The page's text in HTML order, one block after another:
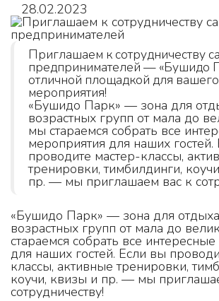
28.02.2023
Приглашаем к сотрудничеству
предпринимателей — «Бушидо
отличной площадкой для вашего
мероприятия!
«Бушидо Парк» — зона для
возрастных групп от мала до
мы стараемся собрать все
мероприятия для наших
проводите мастер-классы,
тренировки, тимбилдинги,
пр. — мы приглашаем вас к
«Бушидо Парк» — зона для
возрастных групп от мала до
стараемся собрать все
для наших гостей. Если вы
классы, активные тренировки,
коучи, квизы и пр. — мы
сотрудничеству!